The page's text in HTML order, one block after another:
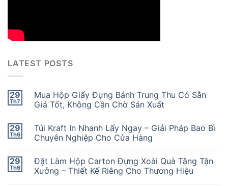
LATEST POSTS
29
Th7
Mua Hộp Giấy Đựng Bánh Trung Thu Có Sẵn
Giá Tốt, Không Cần Chờ Sản Xuất
29
Th6
Túi Kraft In Nhanh Lấy Ngay – Giải Pháp Bao Bì
Chuyên Nghiệp Cho Cửa Hàng
29
Th6
Đặt Làm Hộp Carton Đựng Xoài Quà Tặng Tận
Xưởng – Thiết Kế Riêng Cho Thương Hiệu